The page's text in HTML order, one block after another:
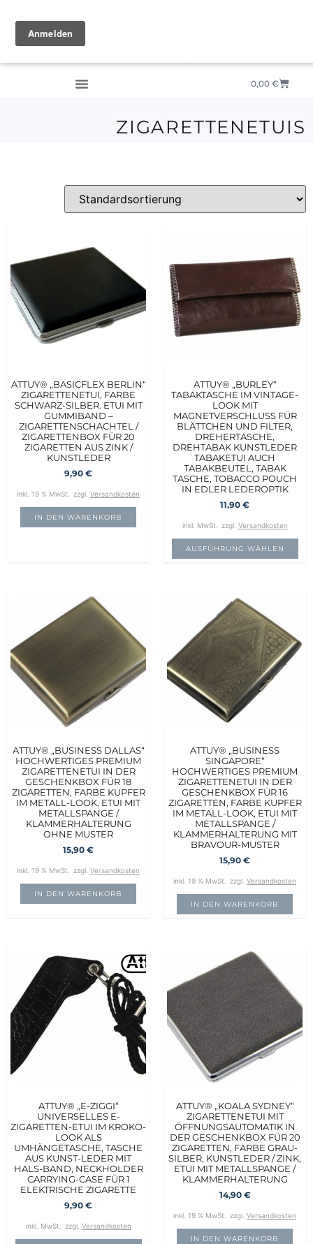
0,00 €
ZIGARETTENETUIS
ATTUY® „BASICFLEX BERLIN“
ZIGARETTENETUI, FARBE
SCHWARZ-SILBER. ETUI MIT
GUMMIBAND –
ZIGARETTENSCHACHTEL /
ZIGARETTENBOX FÜR 20
ZIGARETTEN AUS ZINK /
KUNSTLEDER
9,90 €
inkl. 19 % MwSt. zzgl. Versandkosten
IN DEN WARENKORB
ATTUY® „BURLEY“
TABAKTASCHE IM VINTAGE-
LOOK MIT
MAGNETVERSCHLUSS FÜR
BLÄTTCHEN UND FILTER,
DREHERTASCHE,
DREHTABAK KUNSTLEDER
TABAKETUI AUCH
TABAKBEUTEL, TABAK
TASCHE, TOBACCO POUCH
IN EDLER LEDEROPTIK
11,90 €
inkl. MwSt. zzgl. Versandkosten
AUSFÜHRUNG WÄHLEN
ATTUY® „BUSINESS DALLAS“
HOCHWERTIGES PREMIUM
ZIGARETTENETUI IN DER
GESCHENKBOX FÜR 18
ZIGARETTEN, FARBE KUPFER
IM METALL-LOOK, ETUI MIT
METALLSPANGE /
KLAMMERHALTERUNG
OHNE MUSTER
15,90 €
inkl. 19 % MwSt. zzgl. Versandkosten
IN DEN WARENKORB
ATTUY® „BUSINESS
SINGAPORE“
HOCHWERTIGES PREMIUM
ZIGARETTENETUI IN DER
GESCHENKBOX FÜR 16
ZIGARETTEN, FARBE KUPFER
IM METALL-LOOK, ETUI MIT
METALLSPANGE /
KLAMMERHALTERUNG MIT
BRAVOUR-MUSTER
15,90 €
inkl. 19 % MwSt. zzgl. Versandkosten
IN DEN WARENKORB
ATTUY® „E-ZIGGI“
UNIVERSELLES E-
ZIGARETTEN-ETUI IM KROKO-
LOOK ALS
UMHÄNGETASCHE, TASCHE
AUS KUNST-LEDER MIT
HALS-BAND, NECKHOLDER
CARRYING-CASE FÜR 1
ELEKTRISCHE ZIGARETTE
9,90 €
inkl. MwSt. zzgl. Versandkosten
ATTUY® „KOALA SYDNEY“
ZIGARETTENETUI MIT
ÖFFNUNGSAUTOMATIK IN
DER GESCHENKBOX FÜR 20
ZIGARETTEN, FARBE GRAU-
SILBER, KUNSTLEDER / ZINK,
ETUI MIT METALLSPANGE /
KLAMMERHALTERUNG
14,90 €
inkl. 19 % MwSt. zzgl. Versandkosten
IN DEN WARENKORB